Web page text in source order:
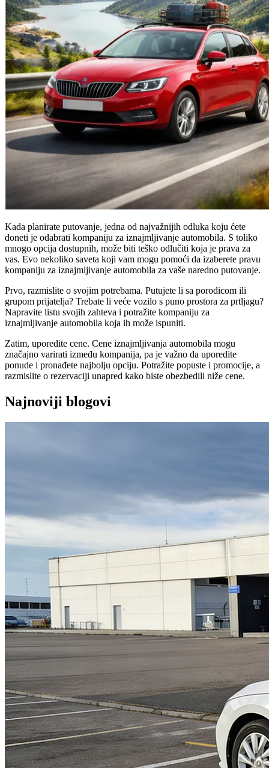
Kada planirate putovanje, jedna od najvažnijih odluka koju ćete
doneti je odabrati kompaniju za iznajmljivanje automobila. S toliko
mnogo opcija dostupnih, može biti teško odlučiti koja je prava za
vas. Evo nekoliko saveta koji vam mogu pomoći da izaberete pravu
kompaniju za iznajmljivanje automobila za vaše naredno putovanje.
Prvo, razmislite o svojim potrebama. Putujete li sa porodicom ili
grupom prijatelja? Trebate li veće vozilo s puno prostora za prtljagu?
Napravite listu svojih zahteva i potražite kompaniju za
iznajmljivanje automobila koja ih može ispuniti.
Zatim, uporedite cene. Cene iznajmljivanja automobila mogu
značajno varirati između kompanija, pa je važno da uporedite
ponude i pronađete najbolju opciju. Potražite popuste i promocije, a
razmislite o rezervaciji unapred kako biste obezbedili niže cene.
Najnoviji blogovi